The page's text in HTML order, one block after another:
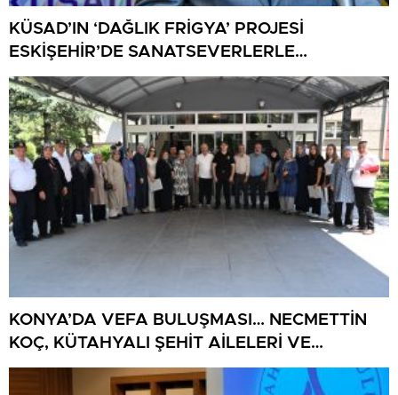
KÜSAD’IN ‘DAĞLIK FRİGYA’ PROJESİ
ESKİŞEHİR’DE SANATSEVERLERLE
BULUŞUYOR
KONYA’DA VEFA BULUŞMASI… NECMETTİN
KOÇ, KÜTAHYALI ŞEHİT AİLELERİ VE
GAZİLERİ AĞIRLADI